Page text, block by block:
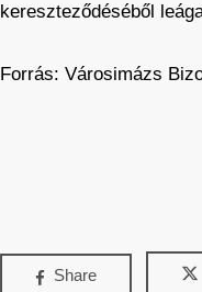
kereszteződéséből
Forrás: Városimázs
Share